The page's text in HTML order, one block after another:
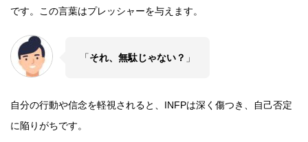
です。この言葉はプレッシャーを与えます。
「それ、無駄じゃない？ 」
自分の行動や信念を軽視されると、INFPは深く傷つき、自己否定
に陥りがちです。